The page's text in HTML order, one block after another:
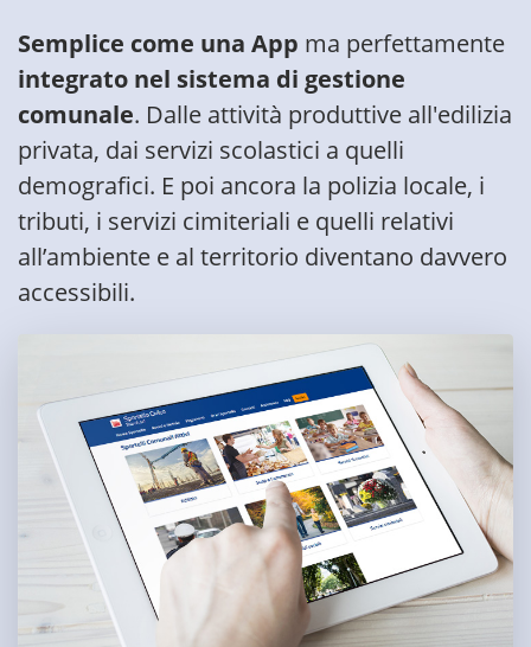
Semplice come una App ma perfettamente
integrato nel sistema di gestione
comunale. Dalle attività produttive all'edilizia
privata, dai servizi scolastici a quelli
demografici. E poi ancora la polizia locale, i
tributi, i servizi cimiteriali e quelli relativi
all’ambiente e al territorio diventano davvero
accessibili.